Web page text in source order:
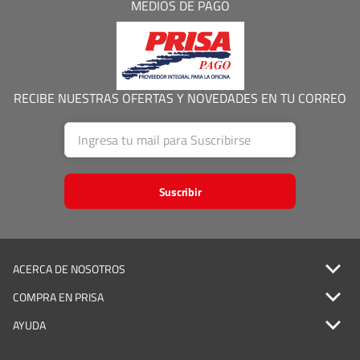
Con este perfil, la cápsula café Caribe te ayuda a preparar un espresso
con mayor intensidad y notas definidas, pensado para quienes
prefieren sabores más profundos.
MEDIOS DE PAGO
RECIBE NUESTRAS OFERTAS Y NOVEDADES EN TU CORREO
Suscribir
ACERCA DE NOSOTROS
COMPRA EN PRISA
AYUDA